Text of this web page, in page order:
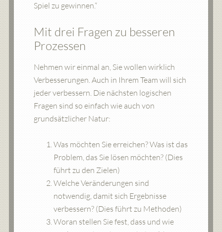
Spiel zu gewinnen.“
Mit drei Fragen zu besseren
Prozessen
Nehmen wir einmal an, Sie wollen wirklich
Verbesserungen. Auch in Ihrem Team will sich
jeder verbessern. Die nächsten logischen
Fragen sind so einfach wie auch von
grundsätzlicher Natur:
Was möchten Sie erreichen? Was ist das
Problem, das Sie lösen möchten? (Dies
führt zu den Zielen)
Welche Veränderungen sind
notwendig, damit sich Ergebnisse
verbessern? (Dies führt zu Methoden)
Woran stellen Sie fest, dass und wie